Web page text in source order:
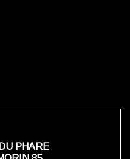
PHARE